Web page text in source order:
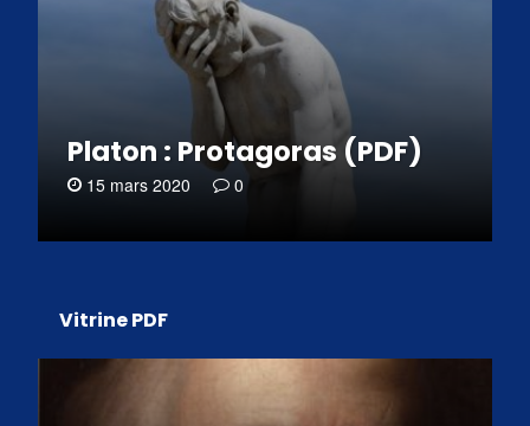
Platon : Protagoras (PDF)
15 mars 2020 0
Vitrine PDF